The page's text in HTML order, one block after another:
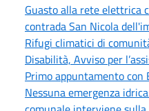
Guasto alla rete elettrica
contrada San Nicola
Rifugi climatici di
Disabilità, Avviso per
Primo appuntamento con
Nessuna emergenza